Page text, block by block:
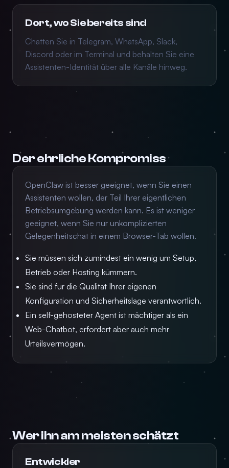
Dort, wo Sie bereits sind
Chatten Sie in Telegram, WhatsApp, Slack,
Discord oder im Terminal und behalten Sie eine
Assistenten-Identität über alle Kanäle hinweg.
Der ehrliche Kompromiss
OpenClaw ist besser geeignet, wenn Sie einen
Assistenten wollen, der Teil Ihrer eigentlichen
Betriebsumgebung werden kann. Es ist weniger
geeignet, wenn Sie nur unkomplizierten
Gelegenheitschat in einem Browser-Tab wollen.
Sie müssen sich zumindest ein wenig um Setup,
Betrieb oder Hosting kümmern.
Sie sind für die Qualität Ihrer eigenen
Konfiguration und Sicherheitslage verantwortlich.
Ein self-gehosteter Agent ist mächtiger als ein
Web-Chatbot, erfordert aber auch mehr
Urteilsvermögen.
Wer ihn am meisten schätzt
Entwickler